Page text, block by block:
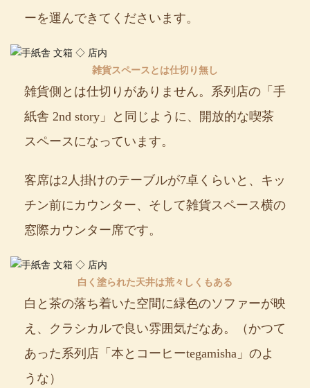
ーを運んできてくださいます。
雑貨スペースとは仕切り無し
雑貨側とは仕切りがありません。系列店の「手
紙舎 2nd story」と同じように、開放的な喫茶
スペースになっています。
客席は2人掛けのテーブルが7卓くらいと、キッ
チン前にカウンター、そして雑貨スペース横の
窓際カウンター席です。
白く塗られた天井は荒々しくもある
白と茶の落ち着いた空間に緑色のソファーが映
え、クラシカルで良い雰囲気だなあ。（かつて
あった系列店「本とコーヒーtegamisha」のよ
うな）